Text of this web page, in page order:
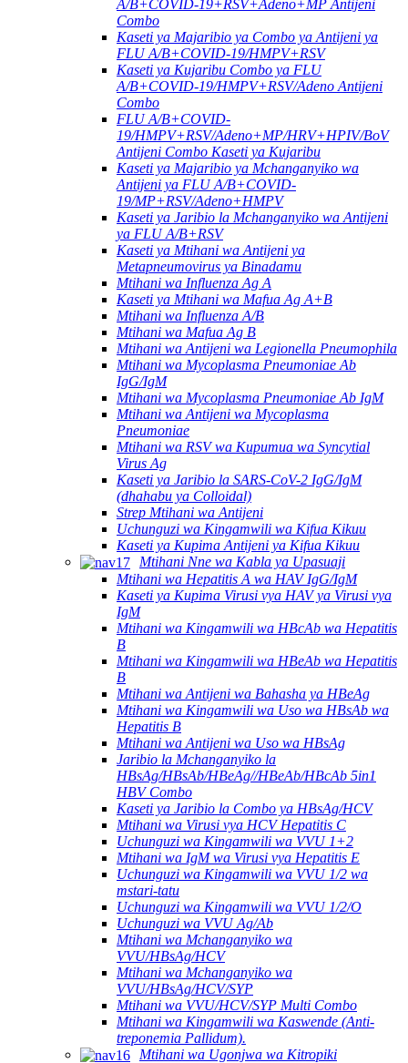
A/B+COVID-19+RSV+Adeno+MP Antijeni
Combo
Kaseti ya Majaribio ya Combo ya Antijeni ya
FLU A/B+COVID-19/HMPV+RSV
Kaseti ya Kujaribu Combo ya FLU
A/B+COVID-19/HMPV+RSV/Adeno Antijeni
Combo
FLU A/B+COVID-
19/HMPV+RSV/Adeno+MP/HRV+HPIV/BoV
Antijeni Combo Kaseti ya Kujaribu
Kaseti ya Majaribio ya Mchanganyiko wa
Antijeni ya FLU A/B+COVID-
19/MP+RSV/Adeno+HMPV
Kaseti ya Jaribio la Mchanganyiko wa Antijeni
ya FLU A/B+RSV
Kaseti ya Mtihani wa Antijeni ya
Metapneumovirus ya Binadamu
Mtihani wa Influenza Ag A
Kaseti ya Mtihani wa Mafua Ag A+B
Mtihani wa Influenza A/B
Mtihani wa Mafua Ag B
Mtihani wa Antijeni wa Legionella Pneumophila
Mtihani wa Mycoplasma Pneumoniae Ab
IgG/IgM
Mtihani wa Mycoplasma Pneumoniae Ab IgM
Mtihani wa Antijeni wa Mycoplasma
Pneumoniae
Mtihani wa RSV wa Kupumua wa Syncytial
Virus Ag
Kaseti ya Jaribio la SARS-CoV-2 IgG/IgM
(dhahabu ya Colloidal)
Strep Mtihani wa Antijeni
Uchunguzi wa Kingamwili wa Kifua Kikuu
Kaseti ya Kupima Antijeni ya Kifua Kikuu
Mtihani Nne wa Kabla ya Upasuaji
Mtihani wa Hepatitis A wa HAV IgG/IgM
Kaseti ya Kupima Virusi vya HAV ya Virusi vya
IgM
Mtihani wa Kingamwili wa HBcAb wa Hepatitis
B
Mtihani wa Kingamwili wa HBeAb wa Hepatitis
B
Mtihani wa Antijeni wa Bahasha ya HBeAg
Mtihani wa Kingamwili wa Uso wa HBsAb wa
Hepatitis B
Mtihani wa Antijeni wa Uso wa HBsAg
Jaribio la Mchanganyiko la
HBsAg/HBsAb/HBeAg//HBeAb/HBcAb 5in1
HBV Combo
Kaseti ya Jaribio la Combo ya HBsAg/HCV
Mtihani wa Virusi vya HCV Hepatitis C
Uchunguzi wa Kingamwili wa VVU 1+2
Mtihani wa IgM wa Virusi vya Hepatitis E
Uchunguzi wa Kingamwili wa VVU 1/2 wa
mstari-tatu
Uchunguzi wa Kingamwili wa VVU 1/2/O
Uchunguzi wa VVU Ag/Ab
Mtihani wa Mchanganyiko wa
VVU/HBsAg/HCV
Mtihani wa Mchanganyiko wa
VVU/HBsAg/HCV/SYP
Mtihani wa VVU/HCV/SYP Multi Combo
Mtihani wa Kingamwili wa Kaswende (Anti-
treponemia Pallidum).
Mtihani wa Ugonjwa wa Kitropiki